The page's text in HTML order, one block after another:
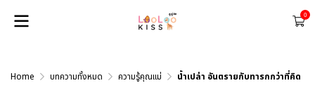
0
Home บทความทั้งหมด ความรู้คุณแม่ น้ำเปล่า อันตรายกับทารกกว่าที่คิด